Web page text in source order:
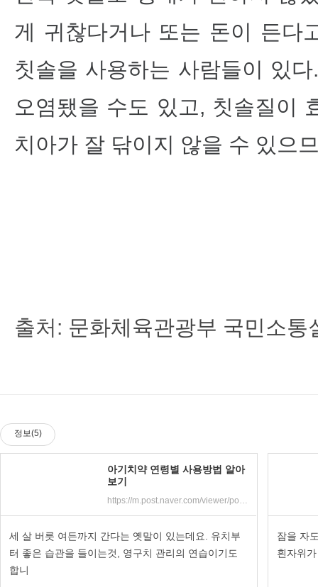
게 귀찮다거나 또는 돈이 든다
칫솔을 사용하는 사람들이 있
오염됐을 수도 있고, 칫솔질이
치아가 잘 닦이지 않을 수 있으
출처: 문화체육관광부 국민소통
정보(5)
아기치약 연령별 사용방법 알아
보기
https://m.post.naver.com/viewer/postView.nhn?volumeNo=16874421&memberNo=4328593&vType=VERTICAL
세 살 버릇 여든까지 간다는 옛말이 있는데요. 유치부
터 좋은 습관을 들이는것, 영구치 관리의 연습이기도
합니
잠을 자
흰자위